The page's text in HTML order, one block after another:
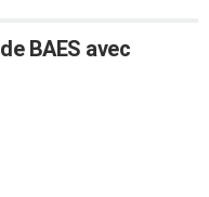
BAES avec